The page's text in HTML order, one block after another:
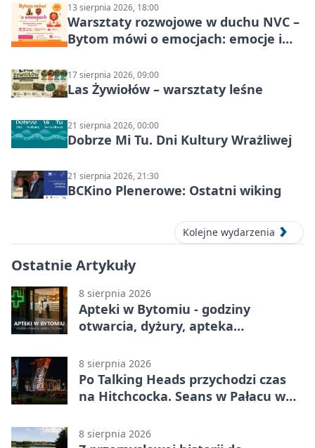
13 sierpnia 2026, 18:00
Warsztaty rozwojowe w duchu NVC –
Bytom mówi o emocjach: emocje i
17 sierpnia 2026, 09:00
Las Żywiołów – warsztaty leśne
21 sierpnia 2026, 00:00
Dobrze Mi Tu. Dni Kultury Wrażliwej
21 sierpnia 2026, 21:30
BCKino Plenerowe: Ostatni wiking
Kolejne wydarzenia
Ostatnie Artykuły
8 sierpnia 2026
Apteki w Bytomiu - godziny
otwarcia, dyżury, apteka
8 sierpnia 2026
Po Talking Heads przychodzi czas
na Hitchcocka. Seans w Pałacu w
8 sierpnia 2026